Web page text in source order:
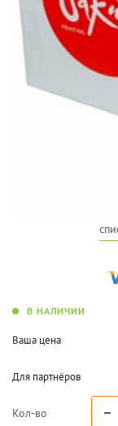
В НАЛИЧИИ
Ваша цена
Для партнёров
Кол-во